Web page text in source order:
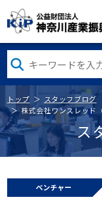
トップ
スタッフブログ
株式会社ワンスレッド
ス
ベンチャー